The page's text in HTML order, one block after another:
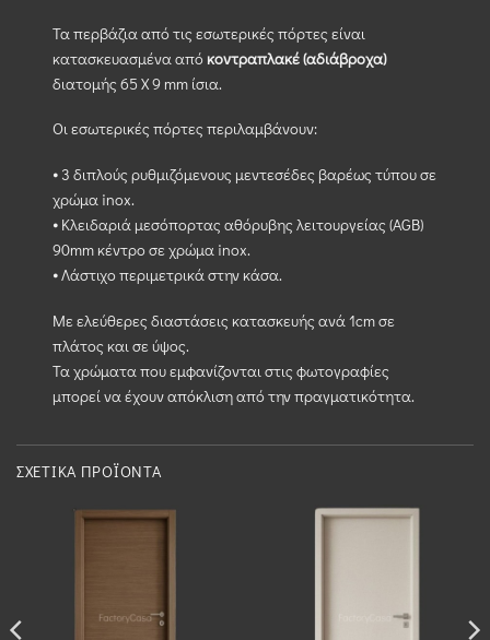
Τα περβάζια από τις εσωτερικές πόρτες είναι
κατασκευασμένα από κοντραπλακέ (αδιάβροχα)
διατομής 65 Χ 9 mm ίσια.
Οι εσωτερικές πόρτες περιλαμβάνουν:
⦁ 3 διπλούς ρυθμιζόμενους μεντεσέδες βαρέως τύπου σε
χρώμα inox.
⦁ Κλειδαριά μεσόπορτας αθόρυβης λειτουργείας (AGB)
90mm κέντρο σε χρώμα inox.
⦁ Λάστιχο περιμετρικά στην κάσα.
Με ελεύθερες διαστάσεις κατασκευής ανά 1cm σε
πλάτος και σε ύψος.
Τα χρώματα που εμφανίζονται στις φωτογραφίες
μπορεί να έχουν απόκλιση από την πραγματικότητα.
ΣΧΕΤΙΚΆ ΠΡΟΪΌΝΤΑ